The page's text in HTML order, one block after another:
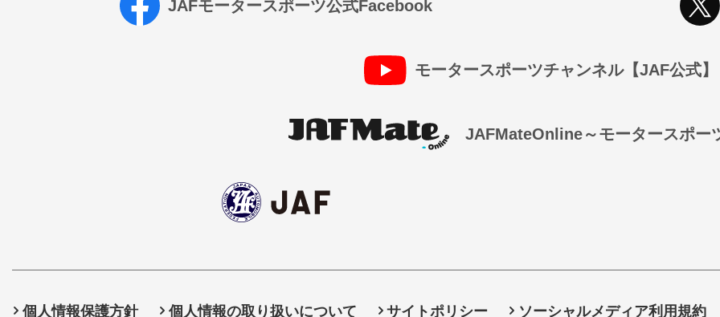
JAFモータースポーツ公式Facebook
モータースポーツチャンネル【JAF公式】
JAFMateOnline～モータースポー
個人情報保護方針 個人情報の取り扱いについて サイトポリシー ソーシャルメディア利用規約